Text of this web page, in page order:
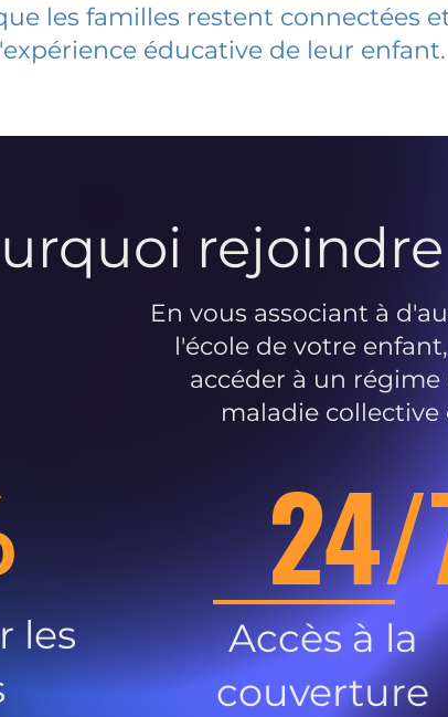
les familles restent connectées
éducative de leur enfant.
En vous associant à
l'école de votre
accéder à un régime
maladie collective
les
Accès à la
couverture